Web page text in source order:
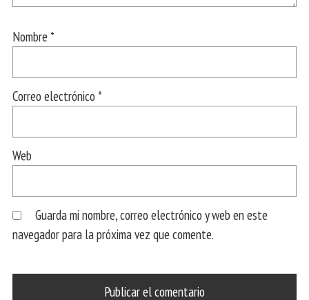
Nombre *
Correo electrónico *
Web
Guarda mi nombre, correo electrónico y web en este
navegador para la próxima vez que comente.